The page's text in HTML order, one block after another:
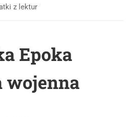
z lektur
Epoka
wojenna